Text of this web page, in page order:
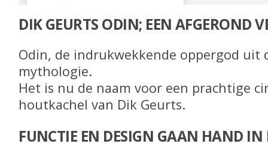
DIK GEURTS ODIN; EEN AFGEROND
Odin, de indrukwekkende oppergod uit
mythologie.
Het is nu de naam voor een prachtige
houtkachel van Dik Geurts.
FUNCTIE EN DESIGN GAAN HAND